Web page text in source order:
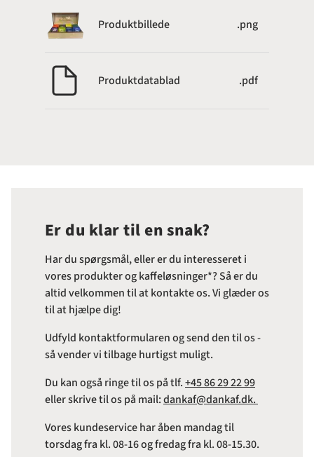
Produktbillede .png
Produktdatablad .pdf
Er du klar til en snak?
Har du spørgsmål, eller er du interesseret i
vores produkter og kaffeløsninger*? Så er du
altid velkommen til at kontakte os. Vi glæder os
til at hjælpe dig!
Udfyld kontaktformularen og send den til os -
så vender vi tilbage hurtigst muligt.
Du kan også ringe til os på tlf.+45 86 29 22 99
eller skrive til os på mail:dankaf@dankaf.dk.
Vores kundeservice har åben mandag til
torsdag fra kl. 08-16 og fredag fra kl. 08-15.30.